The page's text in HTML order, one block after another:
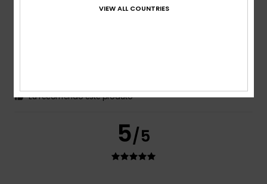
Eu recomendo este produto
5/5
VIEW ALL COUNTRIES